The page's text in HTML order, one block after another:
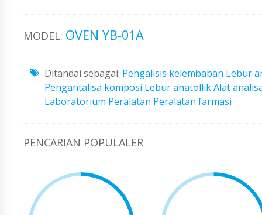
MODEL: OVEN YB-01A
Ditandai sebagai: Pengalisis kelembaban Lebur
Pengantalisa komposi Lebur anatollikAlat
Laboratorium Peralatan Peralatan farmasi
PENCARIAN POPULALER